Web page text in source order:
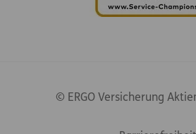
© ERGO Versicherung